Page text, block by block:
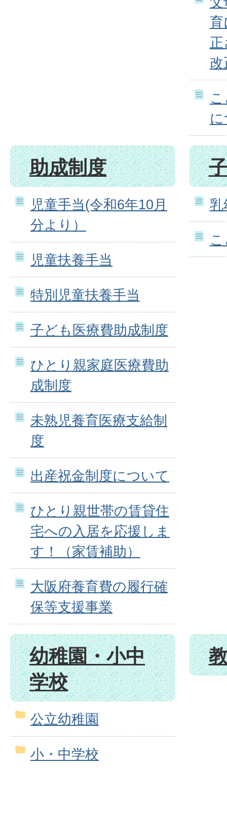
育
改
助成制度
児童手当(令和6年10月
分より）
児童扶養手当
特別児童扶養手当
子ども医療費助成制度
ひとり親家庭医療費助
成制度
未熟児養育医療支給制
度
出産祝金制度について
ひとり親世帯の賃貸住
宅への入居を応援しま
す！（家賃補助）
大阪府養育費の履行確
保等支援事業
乳
幼稚園・小中
学校
公立幼稚園
小・中学校